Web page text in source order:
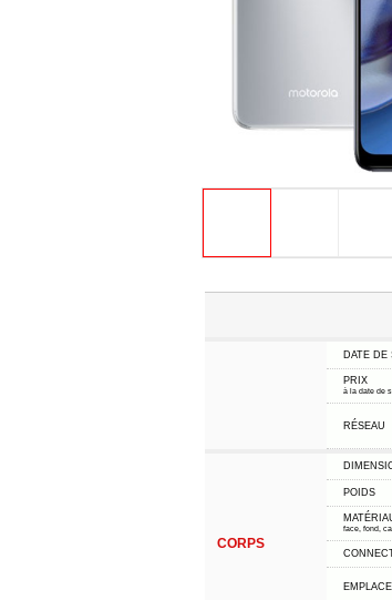
DATE DE
PRIX
à la date de
RÉSEAU
CORPS
POIDS
face, fond,